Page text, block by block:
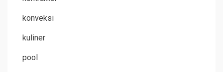
konveksi
kuliner
pool